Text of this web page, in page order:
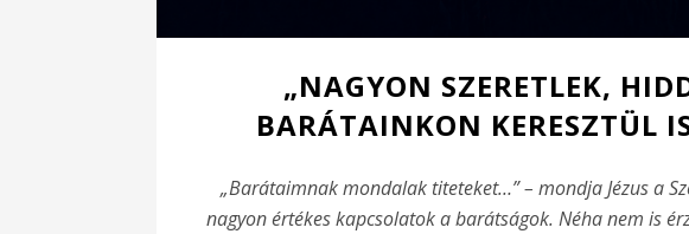
„NAGYON SZERETLEK,
BARÁTAINKON KERESZTÜL
„Barátaimnak mondalak titeteket…” – mondja Jézus a
nagyon értékes kapcsolatok a barátságok. Néha nem is